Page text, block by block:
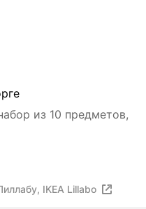
из 10 предметов,
IKEA Lillabo